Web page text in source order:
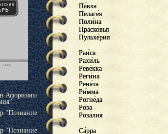
Афоризмы
"Познание
"Познание
Па́вла
Павла
Пелаге́я
Пелагея
Поли́на
Полина
Праско́вья
Прасковья
Пульхе́рия
Пульхерия
Раи́са
Раиса
Рахи́ль
Рахиль
Реве́кка
Ревекка
Реги́на
Регина
Рена́та
Рената
Ри́мма
Римма
Рогне́да
Рогнеда
Ро́за
Роза
Роза́лия
Розалия
Са́рра
Сарра